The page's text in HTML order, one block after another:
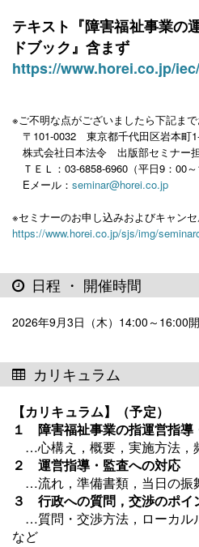
テキスト『障害福祉事業の
ドブック』含まず
https://www.horei.co.jp/
※ご不明な点がございましたら下記まで
〒101-0032 東京都千代田区岩本町
株式会社日本法令 出版部セミナー
ＴＥＬ：03-6858-6960（平日9：00～
Eメール： seminar@horei.co.jp
※セミナーのお申し込みおよびキャン
https://www.horei.co.jp/sjs/img/
日程 ・ 開催時間
2026年9月3日（木）14:00～16:00
カリキュラム
【カリキュラム】（予定）
１ 障害福祉事業の指運営指導
…心構え，概要，実施方法，
２ 運営指導・監査への対応
…流れ，準備書類，当日の振
３ 行政への質問，交渉のポイ
…質問・交渉方法，ローカル
など